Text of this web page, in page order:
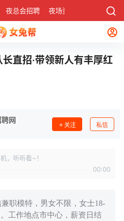
夜总会招聘 夜场资讯 社区
直招·带领新人有丰厚红
网 关注 私信
，听听看~！
00:00
职模特，男女不限，女士18-
工作地点市中心，薪资日结